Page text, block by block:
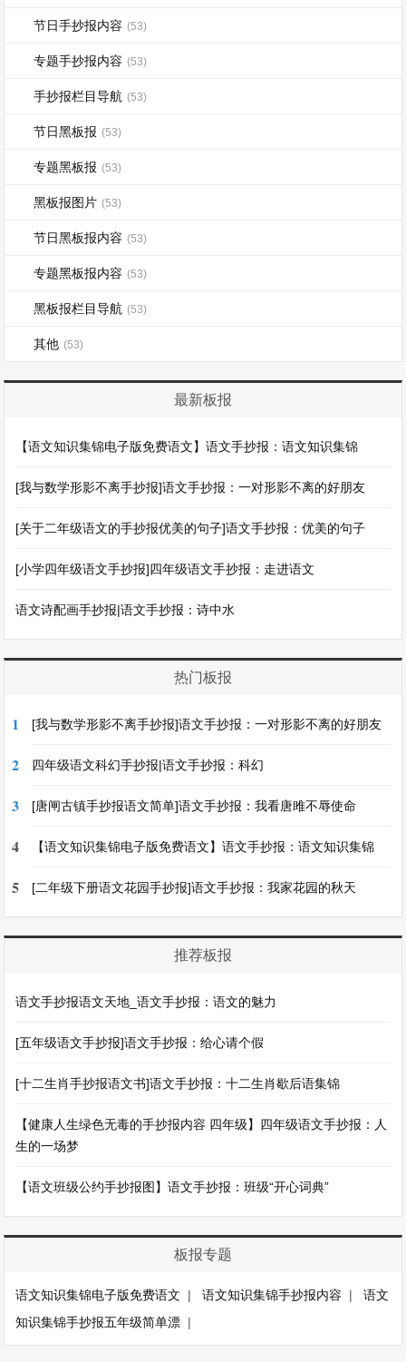
节日手抄报内容 (53)
专题手抄报内容 (53)
手抄报栏目导航 (53)
节日黑板报 (53)
专题黑板报 (53)
黑板报图片 (53)
节日黑板报内容 (53)
专题黑板报内容 (53)
黑板报栏目导航 (53)
其他 (53)
最新板报
【语文知识集锦电子版免费语文】语文手抄报：语文知识集锦
[我与数学形影不离手抄报]语文手抄报：一对形影不离的好朋友
[关于二年级语文的手抄报优美的句子]语文手抄报：优美的句子
[小学四年级语文手抄报]四年级语文手抄报：走进语文
语文诗配画手抄报|语文手抄报：诗中水
热门板报
1 [我与数学形影不离手抄报]语文手抄报：一对形影不离的好朋友
2 四年级语文科幻手抄报|语文手抄报：科幻
3 [唐闸古镇手抄报语文简单]语文手抄报：我看唐雎不辱使命
4 【语文知识集锦电子版免费语文】语文手抄报：语文知识集锦
5 [二年级下册语文花园手抄报]语文手抄报：我家花园的秋天
推荐板报
语文手抄报语文天地_语文手抄报：语文的魅力
[五年级语文手抄报]语文手抄报：给心请个假
[十二生肖手抄报语文书]语文手抄报：十二生肖歇后语集锦
【健康人生绿色无毒的手抄报内容 四年级】四年级语文手抄报：人
生的一场梦
【语文班级公约手抄报图】语文手抄报：班级“开心词典”
板报专题
语文知识集锦电子版免费语文 |语文知识集锦手抄报内容 |语文
知识集锦手抄报五年级简单漂 |